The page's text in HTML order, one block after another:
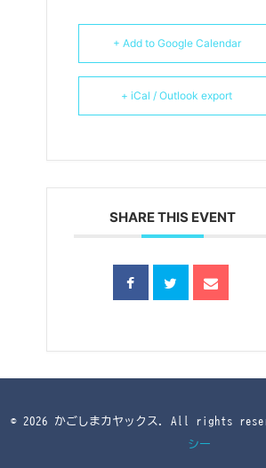
+ Add to Google Calendar
+ iCal / Outlook export
SHARE THIS EVENT
© 2026 かごしまカヤックス. All rights
シー